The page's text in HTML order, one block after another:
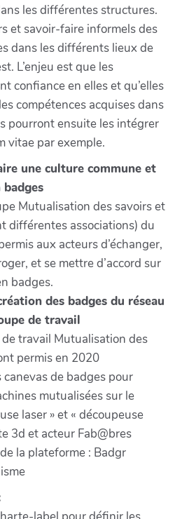
les différentes structures.
et savoir-faire informels des
dans les différents lieux de
L’enjeu est que les
confiance en elles et qu’elles
compétences acquises dans
pourront ensuite les intégrer
vitae par exemple.
une culture commune et
Mutualisation des savoirs et
différentes associations) du
aux acteurs d’échanger,
et se mettre d’accord sur
badges.
des badges du réseau
de travail
travail Mutualisation des
permis en 2020
de badges pour
mutualisées sur le
laser » et « découpeuse
3d et acteur Fab@bres
la plateforme : Badgr